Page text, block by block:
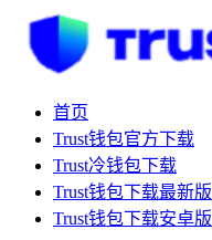
首页
Trust钱包官方下载
Trust冷钱包下载
Trust钱包下载最新版
Trust钱包下载安卓版